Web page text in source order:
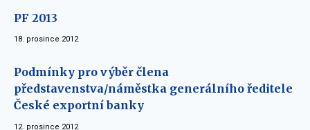
PF 2013
18. prosince 2012
Podmínky pro výběr člena
představenstva/náměstka generálního ředitele
České exportní banky
12. prosince 2012